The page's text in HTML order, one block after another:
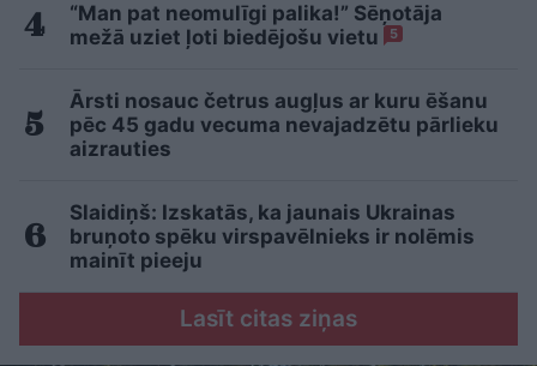
“Man pat neomulīgi palika!” Sēņotāja
mežā uziet ļoti biedējošu vietu
5
Ārsti nosauc četrus augļus ar kuru ēšanu
pēc 45 gadu vecuma nevajadzētu pārlieku
aizrauties
Slaidiņš: Izskatās, ka jaunais Ukrainas
bruņoto spēku virspavēlnieks ir nolēmis
mainīt pieeju
Lasīt citas ziņas